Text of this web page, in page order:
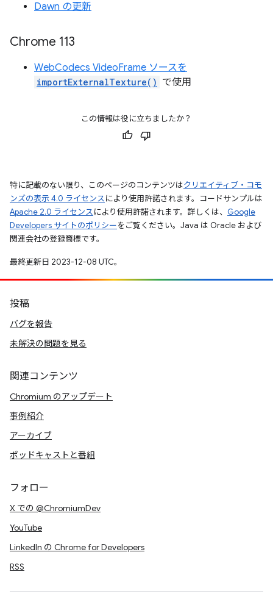
Dawn の更新
Chrome 113
WebCodecs VideoFrame ソースを
importExternalTexture() で使用
この情報は役に立ちましたか？
特に記載のない限り、このページのコンテンツはクリエイティブ・コモ
ンズの表示 4.0 ライセンスにより使用許諾されます。コードサンプルは
Apache 2.0 ライセンスにより使用許諾されます。詳しくは、 Google
Developers サイトのポリシーをご覧ください。Java は Oracle および
関連会社の登録商標です。
最終更新日 2023-12-08 UTC。
投稿
バグを報告
未解決の問題を見る
関連コンテンツ
Chromium のアップデート
事例紹介
アーカイブ
ポッドキャストと番組
フォロー
X での @ChromiumDev
YouTube
LinkedIn の Chrome for Developers
RSS